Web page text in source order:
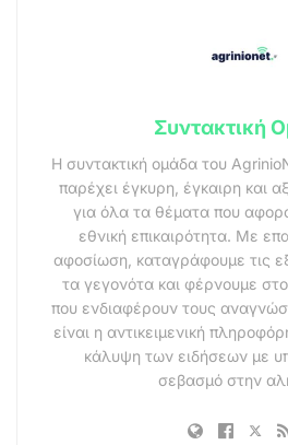
Συντακτική
Η συντακτική ομάδα του
παρέχει έγκυρη, έγκαιρη και
για όλα τα θέματα που
εθνική επικαιρότητα. Με
αφοσίωση, καταγράφουμε τις
τα γεγονότα και φέρνουμε
που ενδιαφέρουν τους
είναι η αντικειμενική
κάλυψη των ειδήσεων με
σεβασμό στην